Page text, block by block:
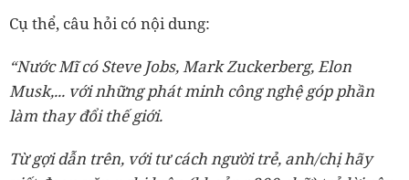
Cụ thể, câu hỏi có nội dung:
“Nước Mĩ có Steve Jobs, Mark Zuckerberg, Elon
Musk,... với những phát minh công nghệ góp phần
làm thay đổi thế giới.
Từ gợi dẫn trên, với tư cách người trẻ, anh/chị hãy